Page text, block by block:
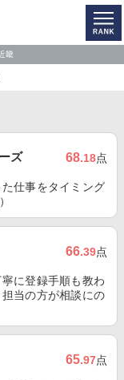
畿
ズ 68.18点
仕事をタイミング
66.39点
に登録手順も教わ
当の方が相談にの
65.97点